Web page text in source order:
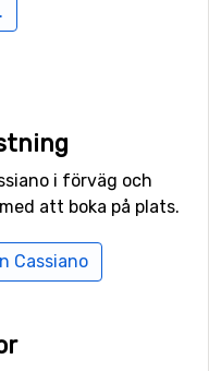
då
restiden blir kort. Det
Kranebitten
bort, ochTreviso
kilometer till San
Cassiano
i förväg och
att boka på plats.
Cassiano